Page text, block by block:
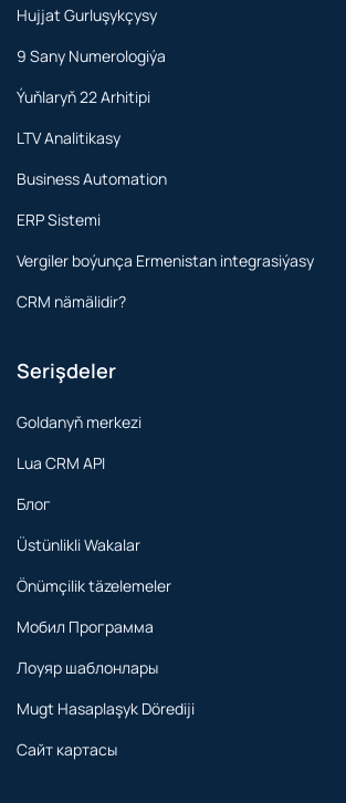
Hujjat Gurluşykçysy
9 Sany Numerologiýa
Ýuňlaryň 22 Arhitipi
LTV Analitikasy
Business Automation
ERP Sistemi
Vergiler boýunça Ermenistan integrasiýasy
CRM nämälidir?
Serişdeler
Goldanyň merkezi
Lua CRM API
Блог
Üstünlikli Wakalar
Önümçilik täzelemeler
Мобил Программа
Лоуяр шаблонлары
Mugt Hasaplaşyk Dörediji
Сайт картасы